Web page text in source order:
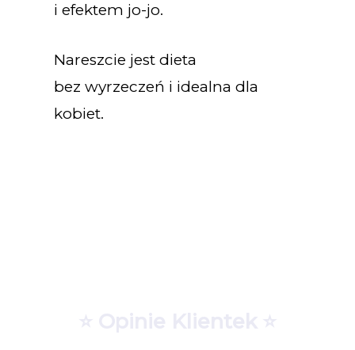
i efektem jo-jo.
Nareszcie jest dieta
bez wyrzeczeń i idealna dla
kobiet.